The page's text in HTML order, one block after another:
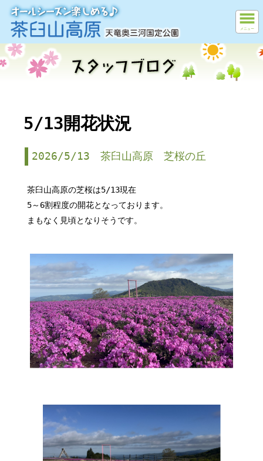
メニュー
5/13開花状況
2026/5/13 茶臼山高原 芝桜の丘
茶臼山高原の芝桜は5/13現在
5～6割程度の開花となっております。
まもなく見頃となりそうです。